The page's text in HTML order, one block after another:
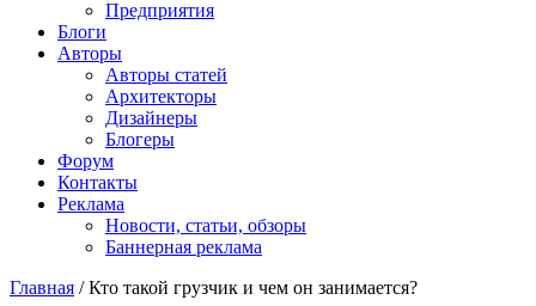
Предприятия
Блоги
Авторы
Авторы статей
Архитекторы
Дизайнеры
Блогеры
Форум
Контакты
Реклама
Новости, статьи, обзоры
Баннерная реклама
Главная / Кто такой грузчик и чем он занимается?